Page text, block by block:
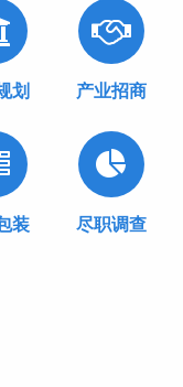
划 产业招商
装 尽职调查